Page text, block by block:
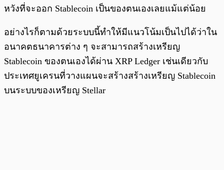
หวังที่จะออก Stablecoin เป็นของตนเองเลยแม้แต่น้อย
อย่างไรก็ตามด้วยระบบนี้ทำให้มีแนวโน้มเป็นไปได้ว่าใน
อนาคตธนาคารต่าง ๆ จะสามารถสร้างเหรียญ
Stablecoin ของตนเองได้ผ่าน XRP Ledger เช่นเดียวกับ
ประเทศยูเครนที่วางแผนจะสร้างสร้างเหรียญ Stablecoin
บนระบบของเหรียญ Stellar